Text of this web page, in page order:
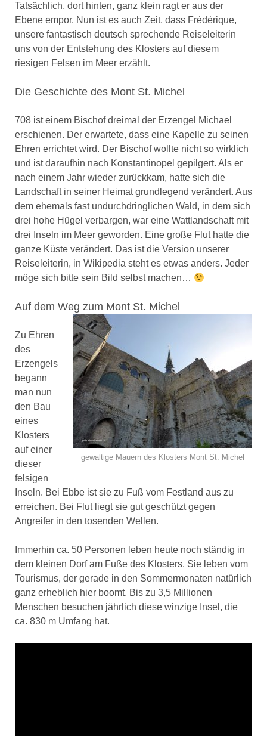
Tatsächlich, dort hinten, ganz klein ragt er aus der
Ebene empor. Nun ist es auch Zeit, dass Frédérique,
unsere fantastisch deutsch sprechende Reiseleiterin
uns von der Entstehung des Klosters auf diesem
riesigen Felsen im Meer erzählt.
Die Geschichte des Mont St. Michel
708 ist einem Bischof dreimal der Erzengel Michael
erschienen. Der erwartete, dass eine Kapelle zu seinen
Ehren errichtet wird. Der Bischof wollte nicht so wirklich
und ist daraufhin nach Konstantinopel gepilgert. Als er
nach einem Jahr wieder zurückkam, hatte sich die
Landschaft in seiner Heimat grundlegend verändert. Aus
dem ehemals fast undurchdringlichen Wald, in dem sich
drei hohe Hügel verbargen, war eine Wattlandschaft mit
drei Inseln im Meer geworden. Eine große Flut hatte die
ganze Küste verändert. Das ist die Version unserer
Reiseleiterin, in Wikipedia steht es etwas anders. Jeder
möge sich bitte sein Bild selbst machen…
Auf dem Weg zum Mont St. Michel
gewaltige Mauern des Klosters Mont St. Michel
Zu Ehren
des
Erzengels
begann
man nun
den Bau
eines
Klosters
auf einer
dieser
felsigen
Inseln. Bei Ebbe ist sie zu Fuß vom Festland aus zu
erreichen. Bei Flut liegt sie gut geschützt gegen
Angreifer in den tosenden Wellen.
Immerhin ca. 50 Personen leben heute noch ständig in
dem kleinen Dorf am Fuße des Klosters. Sie leben vom
Tourismus, der gerade in den Sommermonaten natürlich
ganz erheblich hier boomt. Bis zu 3,5 Millionen
Menschen besuchen jährlich diese winzige Insel, die
ca. 830 m Umfang hat.